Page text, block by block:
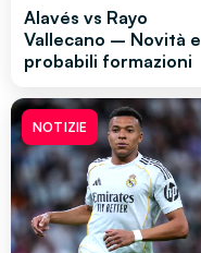
Alavés vs Rayo
Vallecano – Novità e
probabili formazioni
NOTIZIE